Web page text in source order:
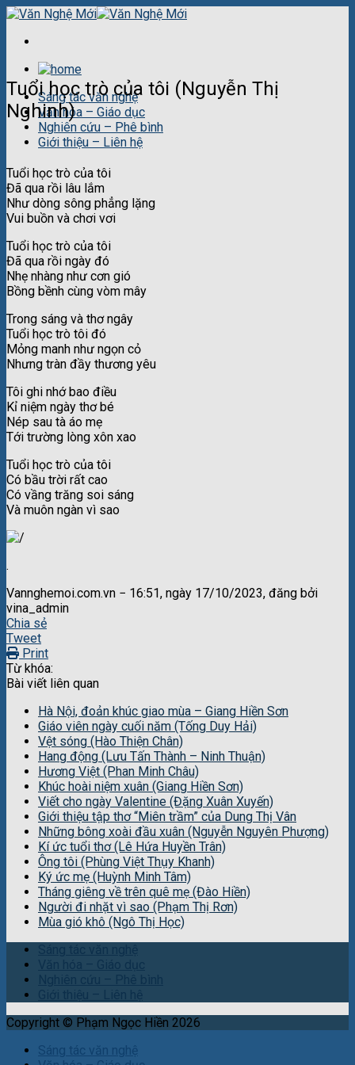
Skip
content
Sáng tác văn nghệ
Văn hóa – Giáo dục
Nghiên cứu – Phê bình
Giới thiệu – Liên hệ
Tuổi học trò của tôi (Nguyễn Thị
Nghinh)
Tuổi học trò của tôi
Đã qua rồi lâu lắm
Như dòng sông phẳng lặng
Vui buồn và chơi vơi
Tuổi học trò của tôi
Đã qua rồi ngày đó
Nhẹ nhàng như cơn gió
Bồng bềnh cùng vòm mây
Trong sáng và thơ ngây
Tuổi học trò tôi đó
Mỏng manh như ngọn cỏ
Nhưng tràn đầy thương yêu
Tôi ghi nhớ bao điều
Kỉ niệm ngày thơ bé
Nép sau tà áo mẹ
Tới trường lòng xôn xao
Tuổi học trò của tôi
Có bầu trời rất cao
Có vầng trăng soi sáng
Và muôn ngàn vì sao
.
Vannghemoi.com.vn − 16:51, ngày 17/10/2023, đăng bởi
vina_admin
Chia sẻ
Tweet
Print
Từ khóa:
Bài viết liên quan
Hà Nội, đoản khúc giao mùa – Giang Hiền Sơn
Giáo viên ngày cuối năm (Tống Duy Hải)
Vệt sóng (Hào Thiện Chân)
Hang động (Lưu Tấn Thành – Ninh Thuận)
Hương Việt (Phan Minh Châu)
Khúc hoài niệm xuân (Giang Hiền Sơn)
Viết cho ngày Valentine (Đặng Xuân Xuyến)
Giới thiệu tập thơ “Miên trầm” của Dung Thị Vân
Những bông xoài đầu xuân (Nguyễn Nguyên Phượng)
Kí ức tuổi thơ (Lê Hứa Huyền Trân)
Ông tôi (Phùng Việt Thụy Khanh)
Ký ức mẹ (Huỳnh Minh Tâm)
Tháng giêng về trên quê mẹ (Đào Hiền)
Người đi nhặt vì sao (Phạm Thị Rơn)
Mùa gió khô (Ngô Thị Học)
Copyright © Phạm Ngọc Hiền 2026
Sáng tác văn nghệ